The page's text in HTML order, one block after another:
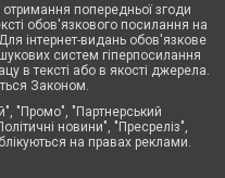
попередньої згоди
обов'язкового посилання на
інтернет-видань обов'язкове
систем гіперпосилання
в тексті або в якості джерела.
Законом.
"Промо", "Партнерський
новини", "Пресреліз",
на правах реклами.